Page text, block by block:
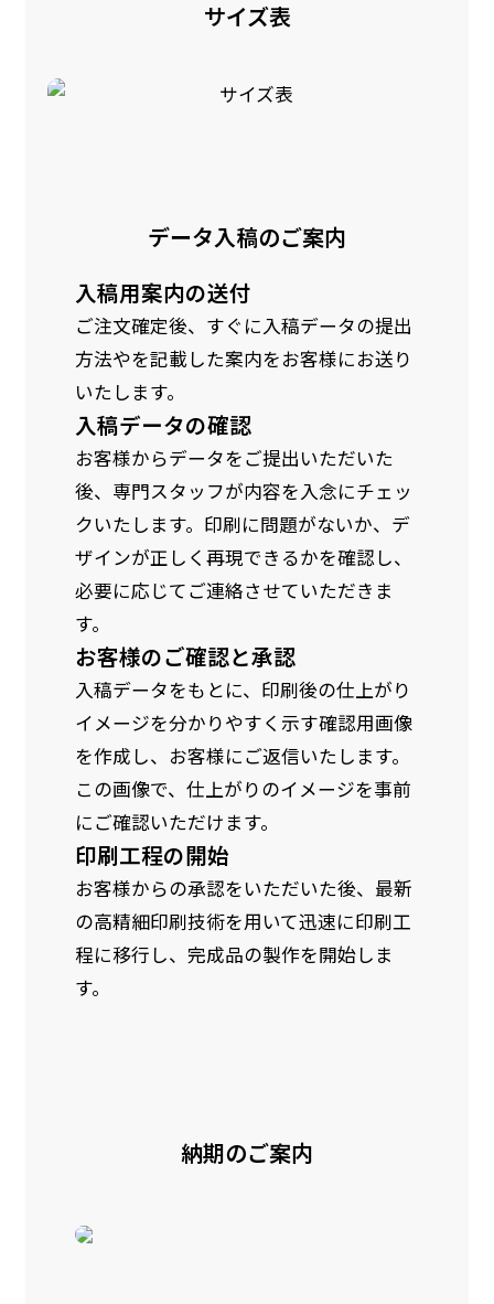
サイズ表
データ入稿のご案内
入稿用案内の送付
ご注文確定後、すぐに入稿データの提出
方法やを記載した案内をお客様にお送り
いたします。
入稿データの確認
お客様からデータをご提出いただいた
後、専門スタッフが内容を入念にチェッ
クいたします。印刷に問題がないか、デ
ザインが正しく再現できるかを確認し、
必要に応じてご連絡させていただきま
す。
お客様のご確認と承認
入稿データをもとに、印刷後の仕上がり
イメージを分かりやすく示す確認用画像
を作成し、お客様にご返信いたします。
この画像で、仕上がりのイメージを事前
にご確認いただけます。
印刷工程の開始
お客様からの承認をいただいた後、最新
の高精細印刷技術を用いて迅速に印刷工
程に移行し、完成品の製作を開始しま
す。
納期のご案内